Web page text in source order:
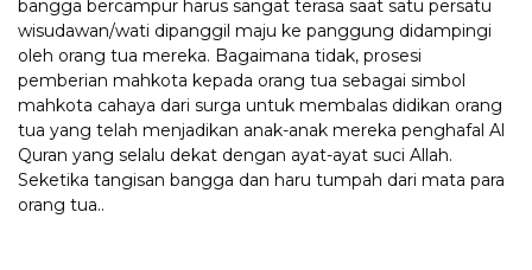
bangga bercampur harus sangat terasa saat satu persatu
wisudawan/wati dipanggil maju ke panggung didampingi
oleh orang tua mereka. Bagaimana tidak, prosesi
pemberian mahkota kepada orang tua sebagai simbol
mahkota cahaya dari surga untuk membalas didikan orang
tua yang telah menjadikan anak-anak mereka penghafal Al
Quran yang selalu dekat dengan ayat-ayat suci Allah.
Seketika tangisan bangga dan haru tumpah dari mata para
orang tua..